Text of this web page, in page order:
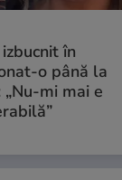
în
o până la
mi mai e